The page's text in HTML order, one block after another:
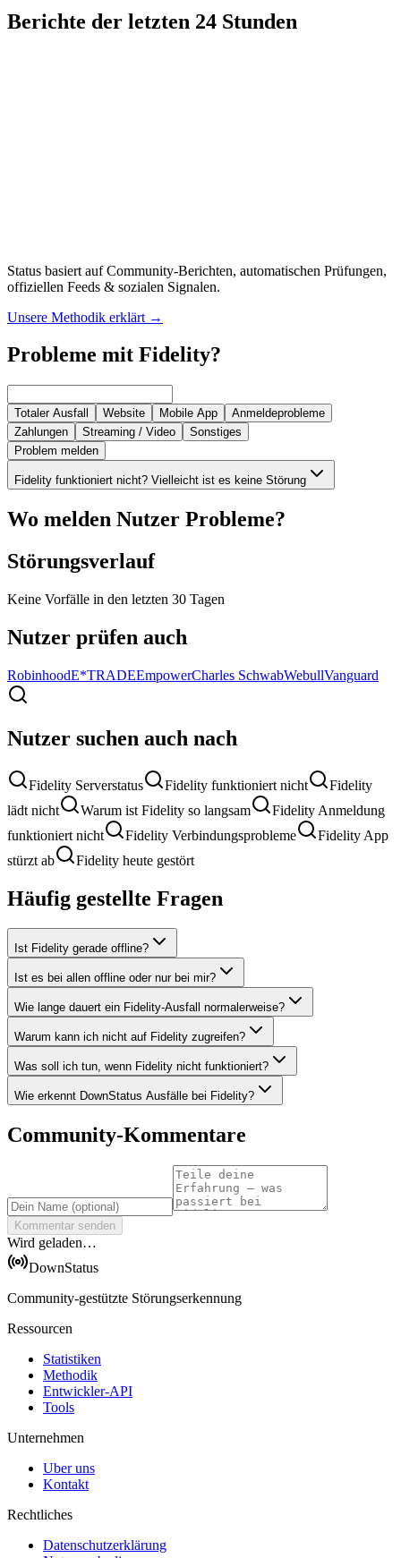
Berichte der letzten 24 Stunden
Status basiert auf Community-Berichten, automatischen Prüfungen,
offiziellen Feeds & sozialen Signalen.
Unsere Methodik erklärt →
Probleme mit Fidelity?
Totaler Ausfall Website Mobile App
Anmeldeprobleme
Zahlungen
Streaming / Video
Sonstiges
Problem melden
Fidelity funktioniert nicht? Vielleicht ist es keine Störung
Wo melden Nutzer Probleme?
Störungsverlauf
Keine Vorfälle in den letzten 30 Tagen
Nutzer prüfen auch
RobinhoodE*TRADEEmpowerCharles SchwabWebullVanguard
Nutzer suchen auch nach
Fidelity Serverstatus Fidelity funktioniert nicht
Fidelity
lädt nicht
Warum ist Fidelity so langsam
Fidelity Anmeldung
funktioniert nicht
Fidelity Verbindungsprobleme
Fidelity App
stürzt ab
Fidelity heute gestört
Häufig gestellte Fragen
Ist Fidelity gerade offline?
Ist es bei allen offline oder nur bei mir?
Wie lange dauert ein Fidelity-Ausfall normalerweise?
Warum kann ich nicht auf Fidelity zugreifen?
Was soll ich tun, wenn Fidelity nicht funktioniert?
Wie erkennt DownStatus Ausfälle bei Fidelity?
Community-Kommentare
Kommentar senden
Wird geladen…
DownStatus
Community-gestützte Störungserkennung
Ressourcen
Statistiken
Methodik
Entwickler-API
Tools
Unternehmen
Uber uns
Kontakt
Rechtliches
Datenschutzerklärung